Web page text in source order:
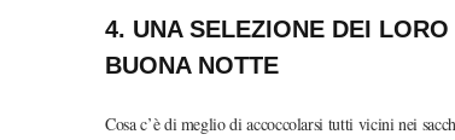
4. UNA SELEZIONE DEI
BUONA NOTTE
Cosa c’è di meglio di accoccolarsi tutti vicini nei